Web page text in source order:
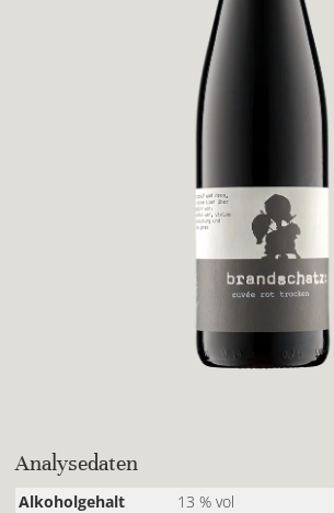
Analysedaten
Alkoholgehalt 13 % vol